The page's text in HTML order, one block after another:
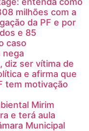
milhões com a
da PF e por
e 85
caso
nega
diz ser vítima de
e afirma que
tem motivação
Mirim
e terá aula
Municipal